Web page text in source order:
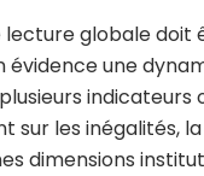
globale doit
une
indicateurs
sur les inégalités,
dimensions